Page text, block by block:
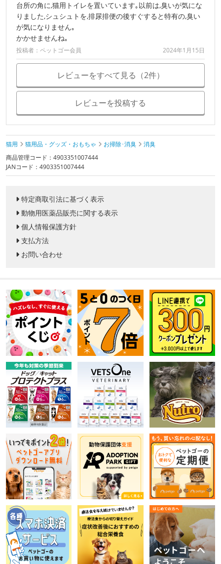
台所の角に,猫用トイレを置いています｡以前は,臭いが気にな
りました,シュシュトを,排尿排便の後すぐすると特有の,臭い
が気になりません｡
かかせませんね｡
投稿者：ペットゴー会員 2024年1月15日
レビューをすべて見る（2件）
レビューを投稿する
猫用 猫用品・グッズ・おもちゃ お掃除･消臭
消臭
商品管理コード：4903351007444
JANコード：4903351007444
特定商取引法に基づく表示
動物用医薬品販売に関する表示
個人情報保護方針
支払方法
お問い合わせ